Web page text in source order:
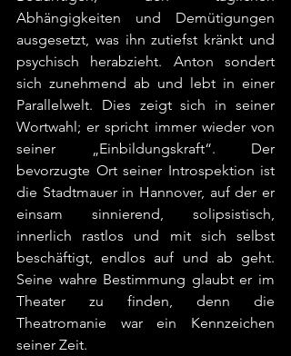
Abhängigkeiten und Demütigungen
ausgesetzt, was ihn zutiefst kränkt und
psychisch herabzieht. Anton sondert
sich zunehmend ab und lebt in einer
Parallelwelt. Dies zeigt sich in seiner
Wortwahl; er spricht immer wieder von
seiner „Einbildungskraft“. Der
bevorzugte Ort seiner Introspektion ist
die Stadtmauer in Hannover, auf der er
einsam sinnierend, solipsistisch,
innerlich rastlos und mit sich selbst
beschäftigt, endlos auf und ab geht.
Seine wahre Bestimmung glaubt er im
Theater zu finden, denn die
Theatromanie war ein Kennzeichen
seiner Zeit.